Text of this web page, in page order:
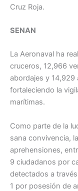
Cruz Roja.
SENAN
La Aeronaval ha
cruceros, 12,966
abordajes y 14,929
fortaleciendo la
marítimas.
Como parte de la
sana convivencia,
aprehensiones,
9 ciudadanos por
detectados a
1 por posesión de